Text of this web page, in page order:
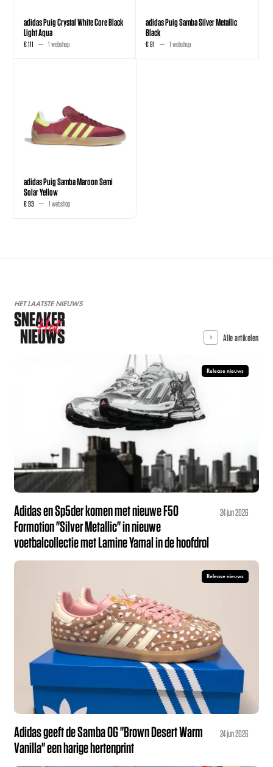
adidas Puig Crystal White Core Black
Light Aqua
€ 111 1 webshop
adidas Puig Samba Silver Metallic
Black
€ 91 1 webshop
adidas Puig Samba Maroon Semi
Solar Yellow
€ 93 1 webshop
HET LAATSTE NIEUWS
SNEAKER
NIEUWS
Hot Alle artikelen
Release nieuws
Adidas en Sp5der komen met nieuwe F50
Formotion "Silver Metallic" in nieuwe
voetbalcollectie met Lamine Yamal in de hoofdrol
24 jun 2026
Release nieuws
Adidas geeft de Samba OG "Brown Desert Warm
Vanilla" een harige hertenprint
24 jun 2026